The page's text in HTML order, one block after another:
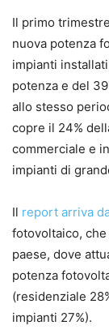
Il primo
nuova potenza
impianti
potenza e del
allo stesso
copre il 24%
commerciale e
impianti di
Il report arriva
fotovoltaico,
paese, dove
potenza
(residenziale
impianti 27%).